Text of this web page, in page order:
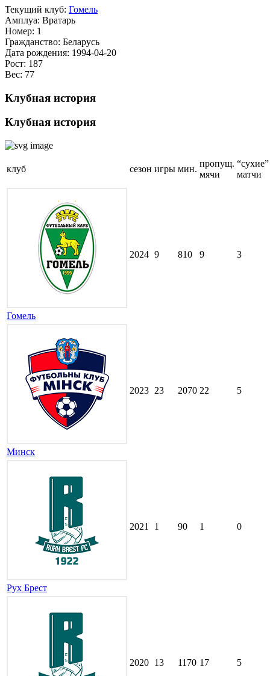
Текущий клуб: Гомель
Амплуа: Вратарь
Номер: 1
Гражданство: Беларусь
Дата рождения: 1994-04-20
Рост: 187
Вес: 77
Клубная история
Клубная история
клуб сезон игры мин.
пропущ.
мячи
“сухие”
матчи
Гомель
2024 9 810 9 3
Минск
2023 23 2070 22 5
Рух Брест
2021 1 90 1 0
2020 13 1170 17 5